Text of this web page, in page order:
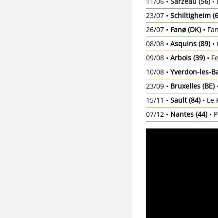
23/07 • Schiltigheim
26/07 • Fanø (DK) •
08/08 • Asquins (89)
09/08 • Arbois (39) •
10/08 • Yverdon-les-
23/09 • Bruxelles (BE)
15/11 • Sault (84) •
07/12 • Nantes (44) •